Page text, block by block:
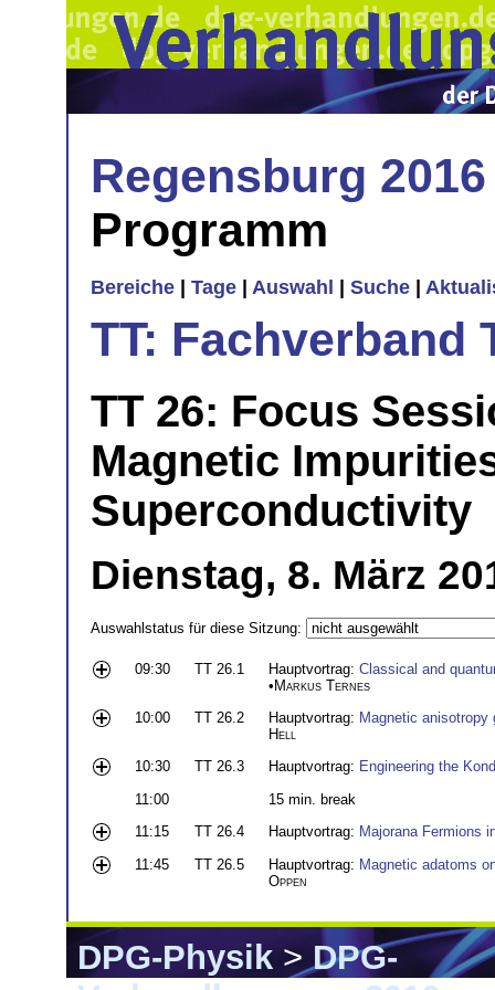
Regensburg 2016
Programm
Bereiche Tage Auswahl Suche
TT: Fachverband
TT 26: Focus
Magnetic
Superconductivity
Dienstag, 8. März
Auswahlstatus für diese Sitzung:
09:30 TT 26.1 Hauptvortrag: Classical and
•Markus Ternes
10:00
TT 26.2 Hauptvortrag: Magnetic anisotropy
Hell
10:30
TT 26.3 Hauptvortrag: Engineering the
11:00
15 min. break
11:15
TT 26.4 Hauptvortrag: Majorana Fermions
11:45
TT 26.5 Hauptvortrag: Magnetic adatoms
Oppen
DPG-Physik>DPG-